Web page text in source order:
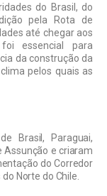
do Brasil, do
pela Rota de
até chegar aos
essencial para
da construção da
pelos quais as
Brasil, Paraguai,
Assunção e criaram
do Corredor
Norte do Chile.